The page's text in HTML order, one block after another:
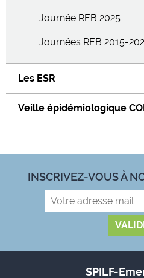
Journée REB 2025
Journées REB 2015-
Les ESR
Veille épidémiologique
INSCRIVEZ-VOUS À
SPILF-